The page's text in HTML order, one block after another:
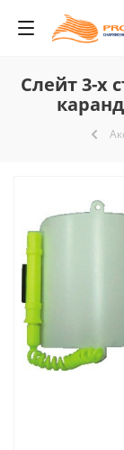
Слейт 3-х